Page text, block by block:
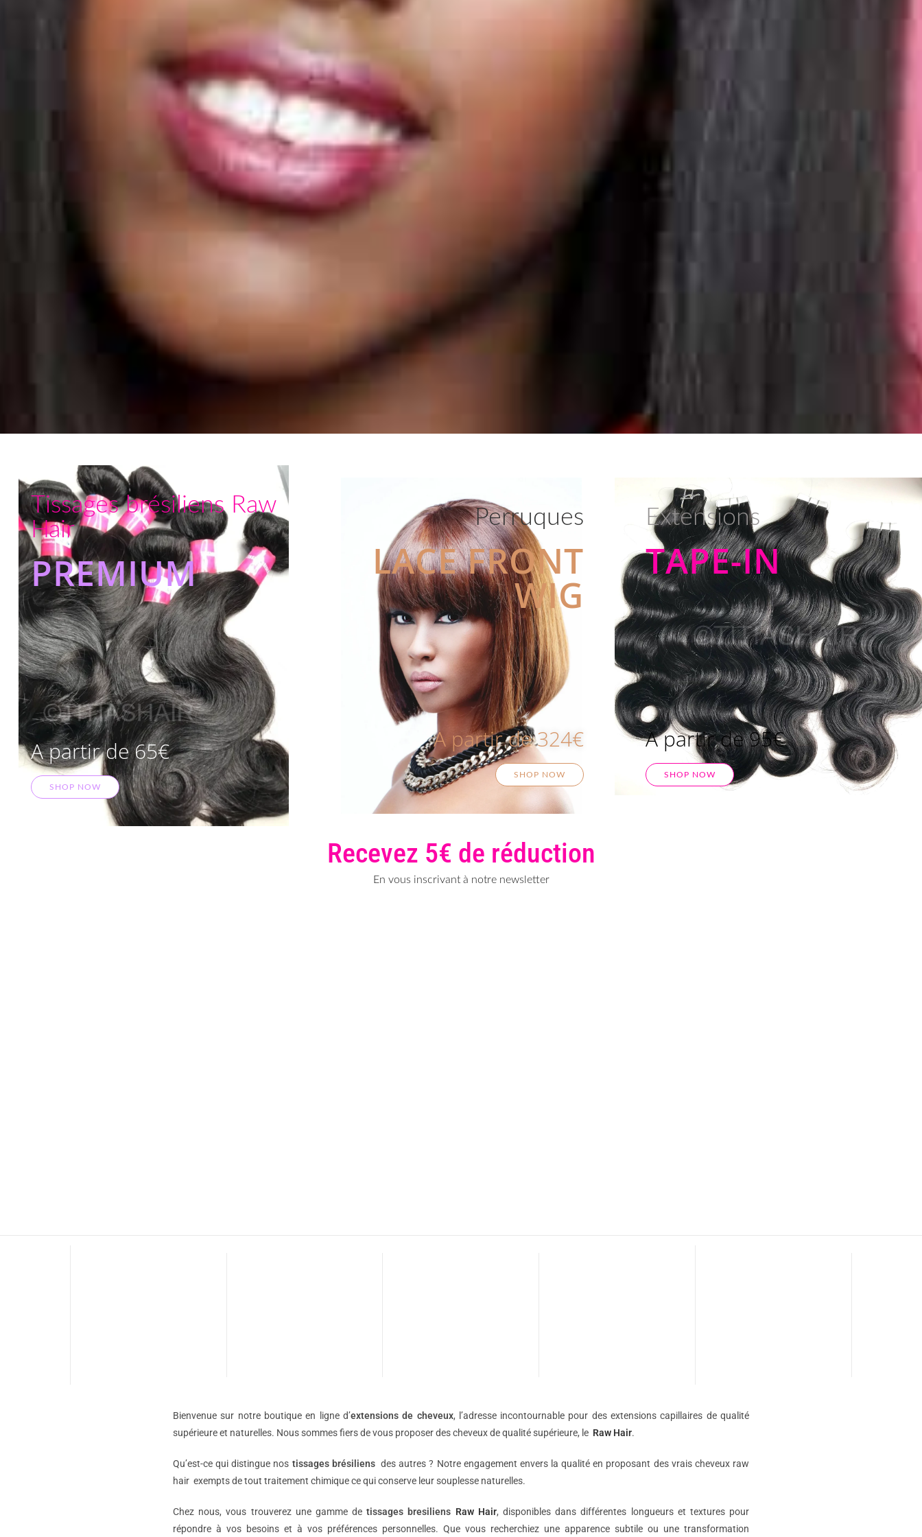
Tissages brésiliens Raw
Hair
PREMIUM
A partir de 65€
SHOP NOW
Perruques
LACE FRONT
WIG
A partir de 324€
SHOP NOW
Extensions
TAPE-IN
A partir de 95€
SHOP NOW
Recevez 5€ de réduction
En vous inscrivant à notre newsletter
Bienvenue sur notre boutique en ligne d’extensions de cheveux, l’adresse incontournable pour des extensions capillaires de qualité
supérieure et naturelles. Nous sommes fiers de vous proposer des cheveux de qualité supérieure, le Raw Hair.
Qu’est-ce qui distingue nos tissages brésiliensdes autres ? Notre engagement envers la qualité en proposant des vrais cheveux raw
hair exempts de tout traitement chimique ce qui conserve leur souplesse naturelles.
Chez nous, vous trouverez une gamme detissages bresiliens Raw Hair, disponibles dans différentes longueurs et textures pour
répondre à vos besoins et à vos préférences personnelles. Que vous recherchiez une apparence subtile ou une transformation